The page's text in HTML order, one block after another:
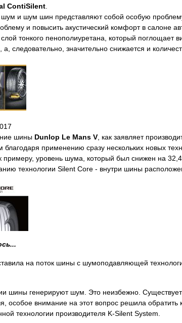
ContiSilent
и шум шин представляют собой особую
и повысить акустический комфорт в салоне
тонкого пенополиуретана, который
а, следовательно, значительно снижается и
шины Dunlop Le Mans V , как заявляет
благодаря применению сразу нескольких новых
к примеру, уровень шума, который был снижен на
технологии Silent Core - внутри шины
на поток шины с шумоподавляющей
шины генерируют шум. Это неизбежно.
особое внимание на этот вопрос решила
технологии производителя K-Silent System.